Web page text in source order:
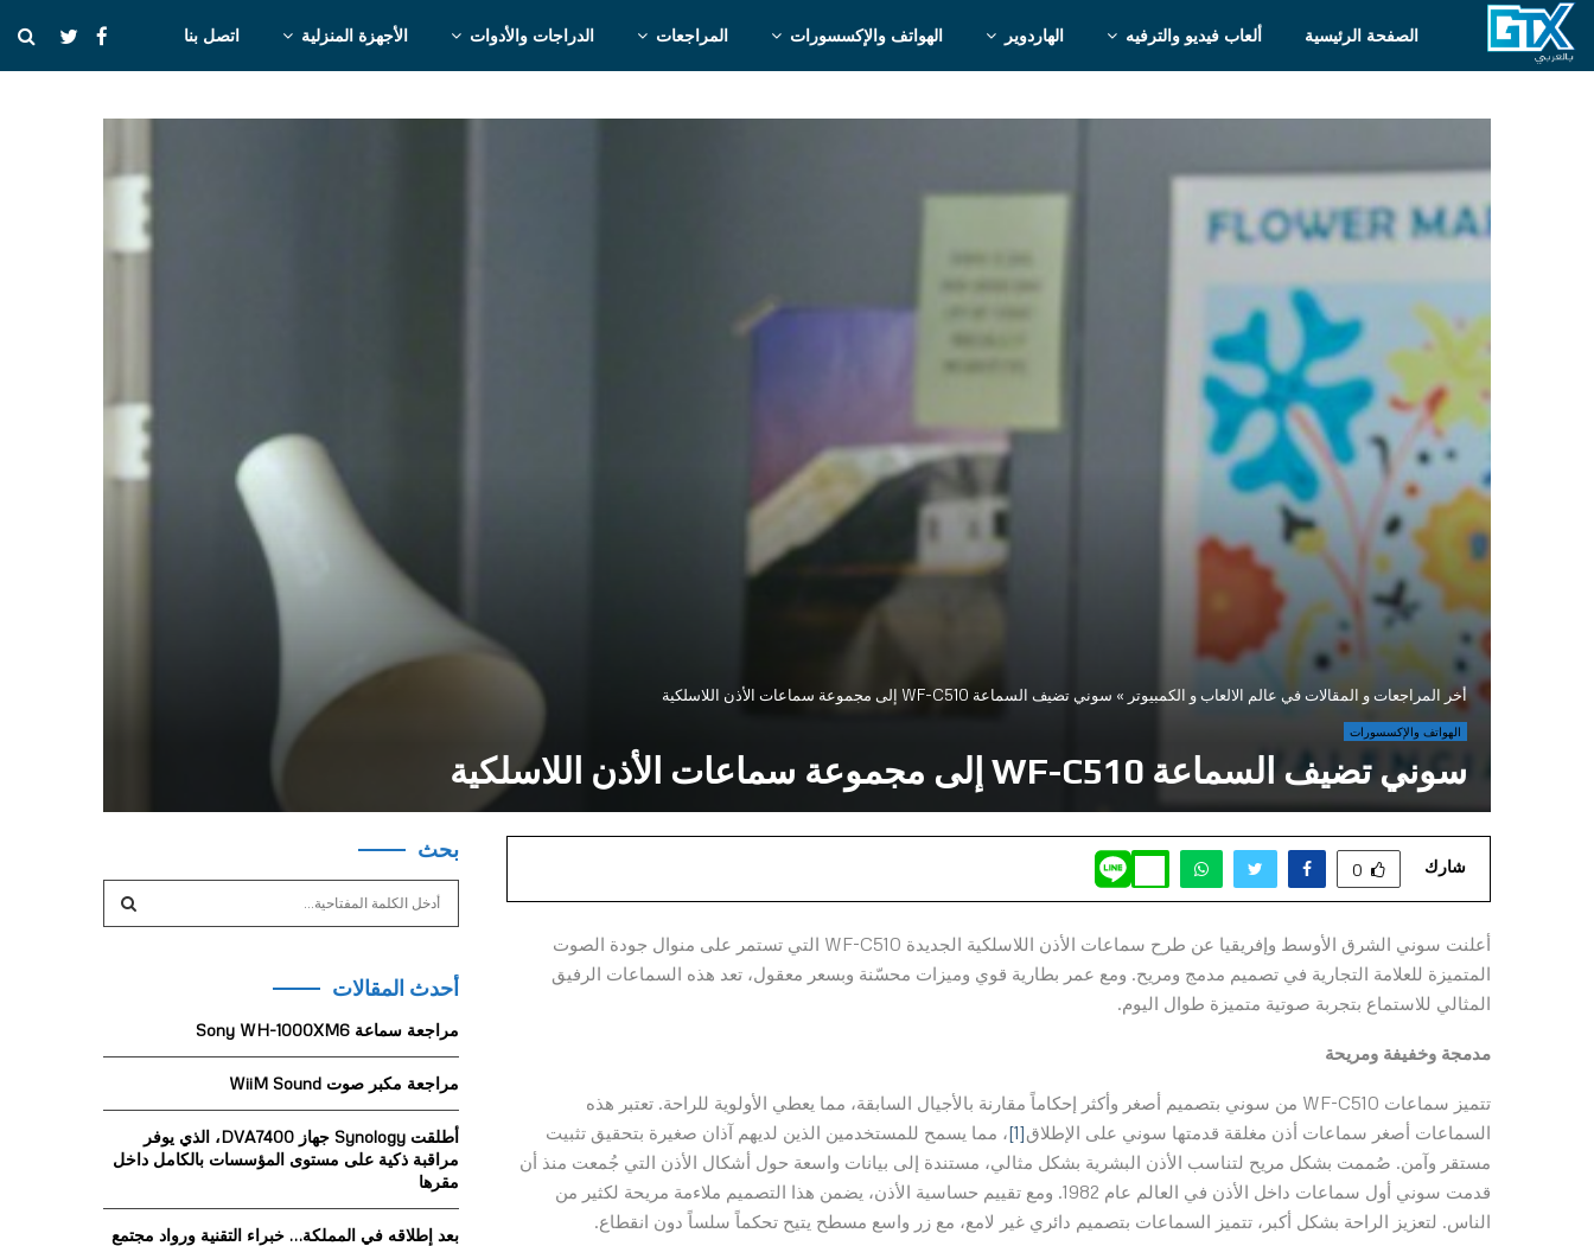
الصفحة الرئيسية ألعاب فيديو والترفيه الهاردوير الهواتف والإكسسورات المراجعات الدراجات والأدوات الأجهزة المنزلية اتصل بنا
أخر المراجعات و المقالات في عالم الالعاب و الكمبيوتر » سوني تضيف السماعة WF-C510 إلى مجموعة سماعات الأذن اللاسلكية
الهواتف والإكسسورات
سوني تضيف السماعة WF-C510 إلى مجموعة سماعات الأذن اللاسلكية
شارك 0
أعلنت سوني الشرق الأوسط وإفريقيا عن طرح سماعات الأذن اللاسلكية الجديدة WF-C510 التي تستمر على منوال جودة الصوت
المتميزة للعلامة التجارية في تصميم مدمج ومريح. ومع عمر بطارية قوي وميزات محسّنة وبسعر معقول، تعد هذه السماعات الرفيق
المثالي للاستماع بتجربة صوتية متميزة طوال اليوم.
مدمجة وخفيفة ومريحة
تتميز سماعات WF-C510 من سوني بتصميم أصغر وأكثر إحكاماً مقارنة بالأجيال السابقة، مما يعطي الأولوية للراحة. تعتبر هذه
السماعات أصغر سماعات أذن مغلقة قدمتها سوني على الإطلاق[1]
، مما يسمح للمستخدمين الذين لديهم آذان صغيرة بتحقيق تثبيت
مستقر وآمن. صُممت بشكل مريح لتناسب الأذن البشرية بشكل مثالي، مستندة إلى بيانات واسعة حول أشكال الأذن التي جُمعت منذ أن
قدمت سوني أول سماعات داخل الأذن في العالم عام 1982. ومع تقييم حساسية الأذن، يضمن هذا التصميم ملاءمة مريحة لكثير من
الناس. لتعزيز الراحة بشكل أكبر، تتميز السماعات بتصميم دائري غير لامع، مع زر واسع مسطح يتيح تحكماً سلساً دون انقطاع.
بحث
c
f
r
:
أحدث المقالات
مراجعة سماعة Sony WH-1000XM6
مراجعة مكبر صوت WiiM Sound
أطلقت Synology جهاز DVA7400، الذي يوفر
مراقبة ذكية على مستوى المؤسسات بالكامل داخل
مقرها
بعد إطلاقه في المملكة… خبراء التقنية ورواد مجتمع